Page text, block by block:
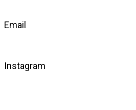
Email
Instagram